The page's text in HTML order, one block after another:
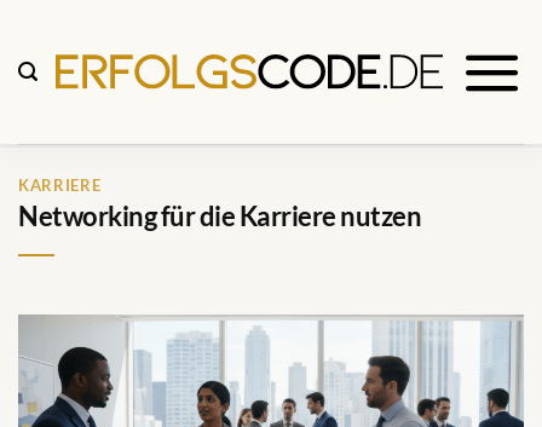
Inhalt
springen
KARRIERE
Networking für die Karriere nutzen